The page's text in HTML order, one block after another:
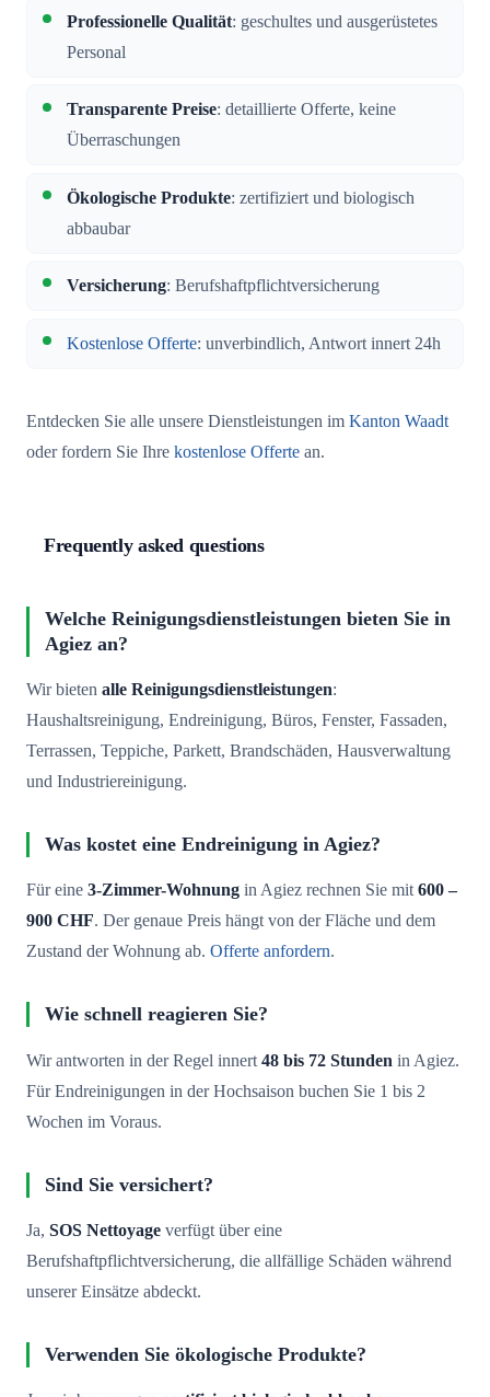
Professionelle Qualität: geschultes und ausgerüstetes
Personal
Transparente Preise: detaillierte Offerte, keine
Überraschungen
Ökologische Produkte: zertifiziert und biologisch
abbaubar
Versicherung: Berufshaftpflichtversicherung
Kostenlose Offerte: unverbindlich, Antwort innert 24h
Entdecken Sie alle unsere Dienstleistungen im Kanton Waadt
oder fordern Sie Ihre kostenlose Offerte an.
Frequently asked questions
Welche Reinigungsdienstleistungen bieten Sie in
Agiez an?
Wir bieten alle Reinigungsdienstleistungen:
Haushaltsreinigung, Endreinigung, Büros, Fenster, Fassaden,
Terrassen, Teppiche, Parkett, Brandschäden, Hausverwaltung
und Industriereinigung.
Was kostet eine Endreinigung in Agiez?
Für eine 3-Zimmer-Wohnung in Agiez rechnen Sie mit600 –
900 CHF. Der genaue Preis hängt von der Fläche und dem
Zustand der Wohnung ab. Offerte anfordern.
Wie schnell reagieren Sie?
Wir antworten in der Regel innert 48 bis 72 Stunden in Agiez.
Für Endreinigungen in der Hochsaison buchen Sie 1 bis 2
Wochen im Voraus.
Sind Sie versichert?
Ja, SOS Nettoyage verfügt über eine
Berufshaftpflichtversicherung, die allfällige Schäden während
unserer Einsätze abdeckt.
Verwenden Sie ökologische Produkte?